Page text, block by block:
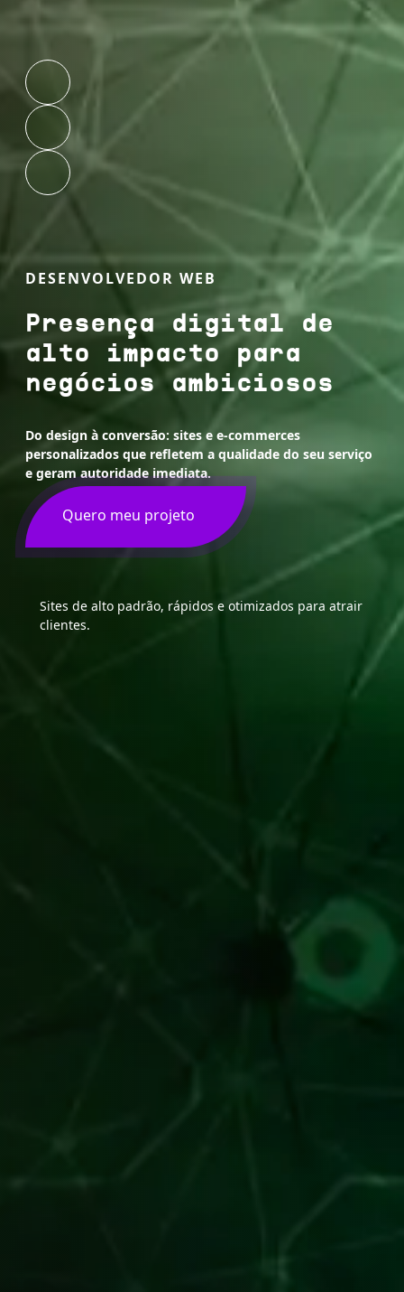
DESENVOLVEDOR WEB
Presença digital de
alto impacto para
negócios ambiciosos
Do design à conversão: sites e e-commerces
personalizados que refletem a qualidade do seu serviço
e geram autoridade imediata.
Quero meu projeto
Sites de alto padrão, rápidos e otimizados para atrair
clientes.